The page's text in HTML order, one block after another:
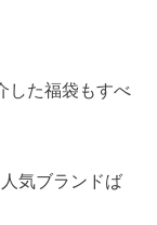
した福袋もすべ
気ブランドば